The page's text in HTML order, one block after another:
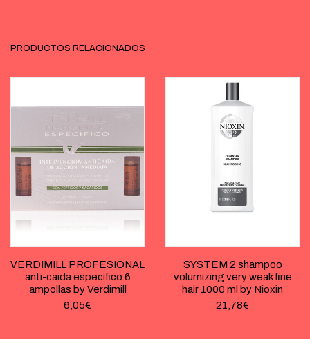
PRODUCTOS RELACIONADOS
VERDIMILL PROFESIONAL
anti-caida especifico 6
ampollas by Verdimill
6,05€
SYSTEM 2 shampoo
volumizing very weak fine
hair 1000 ml by Nioxin
21,78€